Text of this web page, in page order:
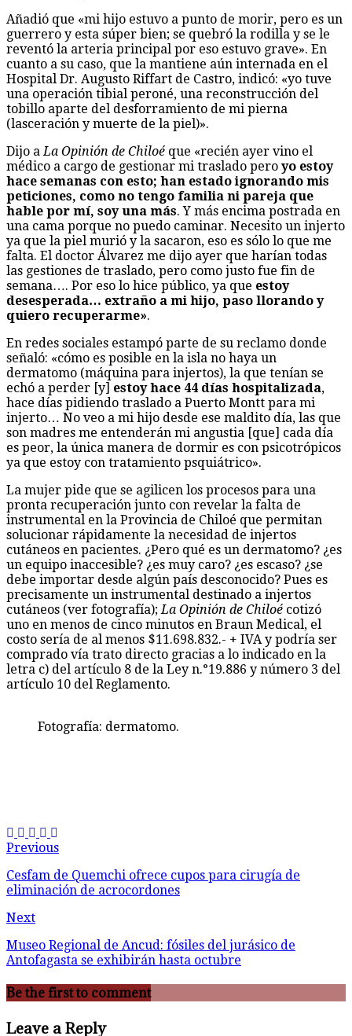
Añadió que «mi hijo estuvo a punto de morir, pero es un
guerrero y esta súper bien; se quebró la rodilla y se le
reventó la arteria principal por eso estuvo grave». En
cuanto a su caso, que la mantiene aún internada en el
Hospital Dr. Augusto Riffart de Castro, indicó: «yo tuve
una operación tibial peroné, una reconstrucción del
tobillo aparte del desforramiento de mi pierna
(lasceración y muerte de la piel)».
Dijo aLa Opinión de Chiloé que «recién ayer vino el
médico a cargo de gestionar mi traslado pero yo estoy
hace semanas con esto; han estado ignorando mis
peticiones, como no tengo familia ni pareja que
hable por mí, soy una más. Y más encima postrada en
una cama porque no puedo caminar. Necesito un injerto
ya que la piel murió y la sacaron, eso es sólo lo que me
falta. El doctor Álvarez me dijo ayer que harían todas
las gestiones de traslado, pero como justo fue fin de
semana…. Por eso lo hice público, ya que estoy
desesperada… extraño a mi hijo, paso llorando y
quiero recuperarme».
En redes sociales estampó parte de su reclamo donde
señaló: «cómo es posible en la isla no haya un
dermatomo (máquina para injertos), la que tenían se
echó a perder [y] estoy hace 44 días hospitalizada,
hace días pidiendo traslado a Puerto Montt para mi
injerto… No veo a mi hijo desde ese maldito día, las que
son madres me entenderán mi angustia [que] cada día
es peor, la única manera de dormir es con psicotrópicos
ya que estoy con tratamiento psquiátrico».
La mujer pide que se agilicen los procesos para una
pronta recuperación junto con revelar la falta de
instrumental en la Provincia de Chiloé que permitan
solucionar rápidamente la necesidad de injertos
cutáneos en pacientes. ¿Pero qué es un dermatomo? ¿es
un equipo inaccesible? ¿es muy caro? ¿es escaso? ¿se
debe importar desde algún país desconocido? Pues es
precisamente un instrumental destinado a injertos
cutáneos (ver fotografía);La Opinión de Chiloé cotizó
uno en menos de cinco minutos en Braun Medical, el
costo sería de al menos $11.698.832.- + IVA y podría ser
comprado vía trato directo gracias a lo indicado en la
letra c) del artículo 8 de la Ley n.°19.886 y número 3 del
artículo 10 del Reglamento.
Fotografía: dermatomo.
Previous
Cesfam de Quemchi ofrece cupos para cirugía de
eliminación de acrocordones
Next
Museo Regional de Ancud: fósiles del jurásico de
Antofagasta se exhibirán hasta octubre
Be the first to comment
Leave a Reply